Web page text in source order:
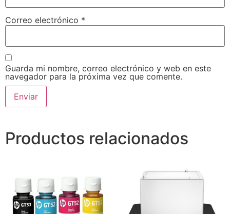
Correo electrónico *
Guarda mi nombre, correo electrónico y web en este
navegador para la próxima vez que comente.
Productos relacionados